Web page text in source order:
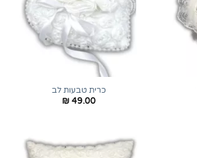
כרית טבעות לב
₪ 49.00